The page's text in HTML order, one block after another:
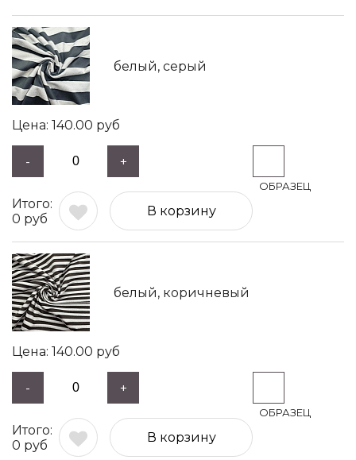
белый, серый
140.00 руб
- +
0 руб
В корзину
белый, коричневый
140.00 руб
- +
0 руб
В корзину